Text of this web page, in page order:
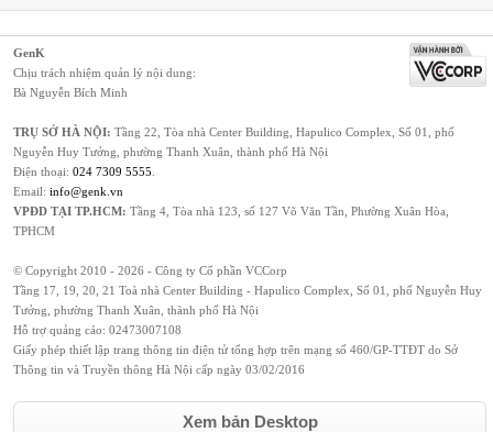
GenK
Chịu trách nhiệm quản lý nội dung:
Bà Nguyễn Bích Minh
TRỤ SỞ HÀ NỘI: Tầng 22, Tòa nhà Center Building, Hapulico Complex, Số 01, phố
Nguyễn Huy Tưởng, phường Thanh Xuân, thành phố Hà Nội
Điện thoại: 024 7309 5555
Email: info@genk.vn
VPĐD TẠI TP.HCM: Tầng 4, Tòa nhà 123, số 127 Võ Văn Tần, Phường Xuân Hòa,
TPHCM
© Copyright 2010 - 2026 - Công ty Cổ phần VCCorp
Tầng 17, 19, 20, 21 Toà nhà Center Building - Hapulico Complex, Số 01, phố Nguyễn Huy
Tưởng, phường Thanh Xuân, thành phố Hà Nội
Hỗ trợ quảng cáo: 02473007108
Giấy phép thiết lập trang thông tin điện tử tổng hợp trên mạng số 460/GP-TTĐT do Sở
Thông tin và Truyền thông Hà Nội cấp ngày 03/02/2016
Xem bản Desktop